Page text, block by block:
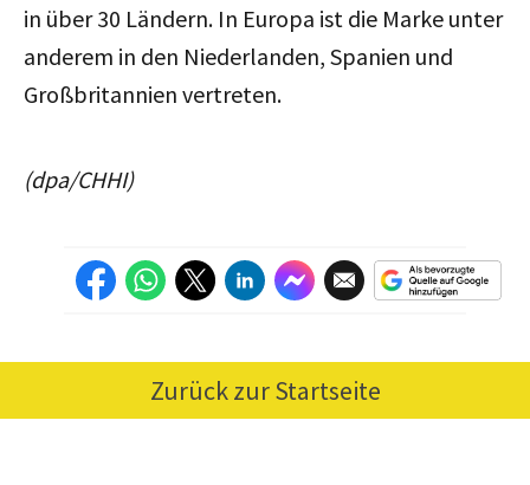
in über 30 Ländern. In Europa ist die Marke unter
anderem in den Niederlanden, Spanien und
Großbritannien vertreten.
(dpa/CHHI)
Zurück zur Startseite